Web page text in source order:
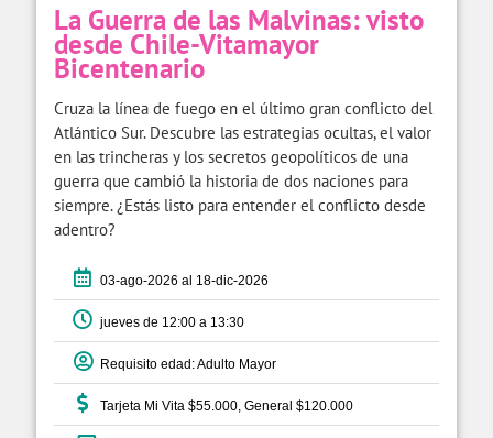
La Guerra de las Malvinas: visto
desde Chile-Vitamayor
Bicentenario
Cruza la línea de fuego en el último gran conflicto del
Atlántico Sur. Descubre las estrategias ocultas, el valor
en las trincheras y los secretos geopolíticos de una
guerra que cambió la historia de dos naciones para
siempre. ¿Estás listo para entender el conflicto desde
adentro?
03-ago-2026 al 18-dic-2026
jueves de 12:00 a 13:30
Requisito edad: Adulto Mayor
Tarjeta Mi Vita $55.000, General $120.000